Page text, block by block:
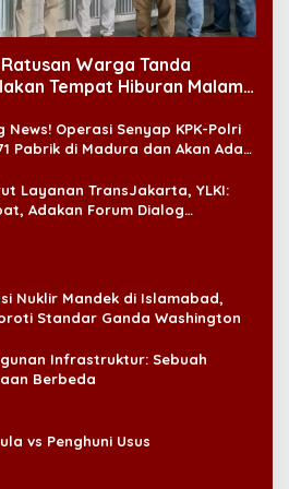
Warga Tanda
Tempat Hiburan Malam
News! Operasi Senyap KPK-Polri
Pabrik di Madura dan Akan Ada
Layanan TransJakarta, YLKI:
Adakan Forum Dialog
Nuklir Mandek di Islamabad,
Standar Ganda Washington
Infrastruktur: Sebuah
Berbeda
vs Penghuni Usus